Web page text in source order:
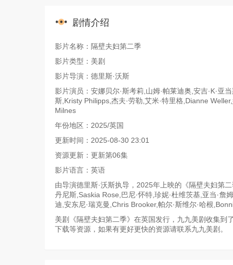
剧情介绍
影片名称：隔壁夫妇第二季
影片类型：美剧
影片导演：德里斯·沃斯
影片演员：安娜贝尔·斯考莉,山姆·帕莱迪奥,安吉·K·亚
斯,Kristy Philipps,杰夫·劳勒,艾米·特里格,Dianne
Milnes
年份地区：2025/英国
更新时间：2025-08-30 23:01
资源更新：更新第06集
影片语言：英语
由导演德里斯·沃斯执导，2025年上映的《隔壁夫妇第
丹尼斯,Saskia Rose,巴尼·怀特,珍妮·杜维茨基,亚当·詹
迪,安东尼·瑞克曼,Chris Brooker,帕尔·斯维尔·哈根
美剧《隔壁夫妇第二季》在英国发行，九九美剧收集
下载等资源，如果有更好更快的资源请联系九九美剧。